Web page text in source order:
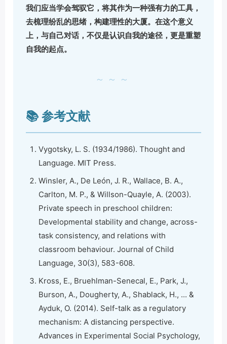
我们应当学会驾驭它，将其作为一种强有力的工具，
去梳理纷乱的思绪，构建理性的大厦。在这个意义
上，与自己对话，不仅是认识自我的途径，更是重塑
自我的起点。
～～～
📚 参考文献
Vygotsky, L. S. (1934/1986). Thought and
Language. MIT Press.
Winsler, A., De León, J. R., Wallace, B. A.,
Carlton, M. P., & Willson-Quayle, A. (2003).
Private speech in preschool children:
Developmental stability and change, across-
task consistency, and relations with
classroom behaviour. Journal of Child
Language, 30(3), 583-608.
Kross, E., Bruehlman-Senecal, E., Park, J.,
Burson, A., Dougherty, A., Shablack, H., ... &
Ayduk, O. (2014). Self-talk as a regulatory
mechanism: A distancing perspective.
Advances in Experimental Social Psychology,